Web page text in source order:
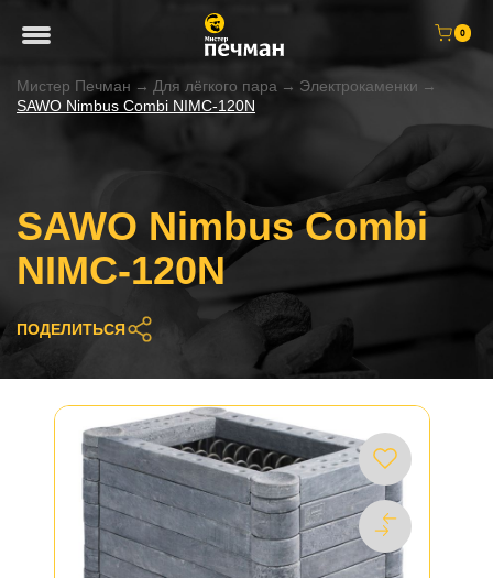
0
Мистер Печман → Для лёгкого пара → Электрокаменки →
SAWO Nimbus Combi NIMC-120N
SAWO Nimbus Combi
NIMC-120N
ПОДЕЛИТЬСЯ